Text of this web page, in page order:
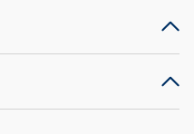
der Bahnstraße in
den